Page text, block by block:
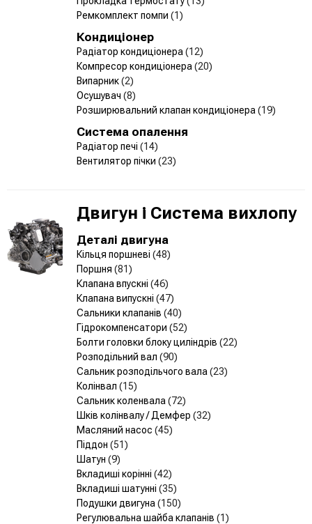
Ремкомплект помпи (1)
Кондиціонер
Радіатор кондиціонера (12)
Компресор кондиціонера (20)
Випарник(2)
Осушувач (8)
Розширювальний клапан кондиціонера (19)
Система опалення
Радіатор печі (14)
Вентилятор пічки (23)
Двигун і Система вихлопу
Деталі двигуна
Кільця поршневі (48)
Поршня (81)
Клапана впускні (46)
Клапана випускні (47)
Сальники клапанів (40)
Гідрокомпенсатори (52)
Болти головки блоку циліндрів (22)
Розподільний вал (90)
Сальник розподільчого вала (23)
Колінвал (15)
Сальник коленвала (72)
Шків колінвалу / Демфер (32)
Масляний насос (45)
Піддон (51)
Шатун (9)
Вкладиші корінні (42)
Вкладиші шатунні (35)
Подушки двигуна (150)
Регулювальна шайба клапанів (1)